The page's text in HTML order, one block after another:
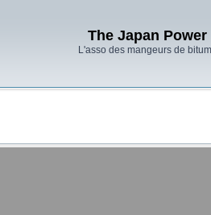
The Japan Power
L'asso des mangeurs de